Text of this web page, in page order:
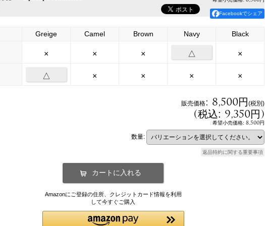
Facebookでシェア
Greige Camel Brown Navy Black
× × × △ ×
△ × × × ×
販売価格: 8,500円(税別)
(税込: 9,350円)
希望小売価格: 8,500円
数量:
返品特約に関する重要事項
Amazonにご登録の住所、クレジットカード情報を利用
して今すぐご購入